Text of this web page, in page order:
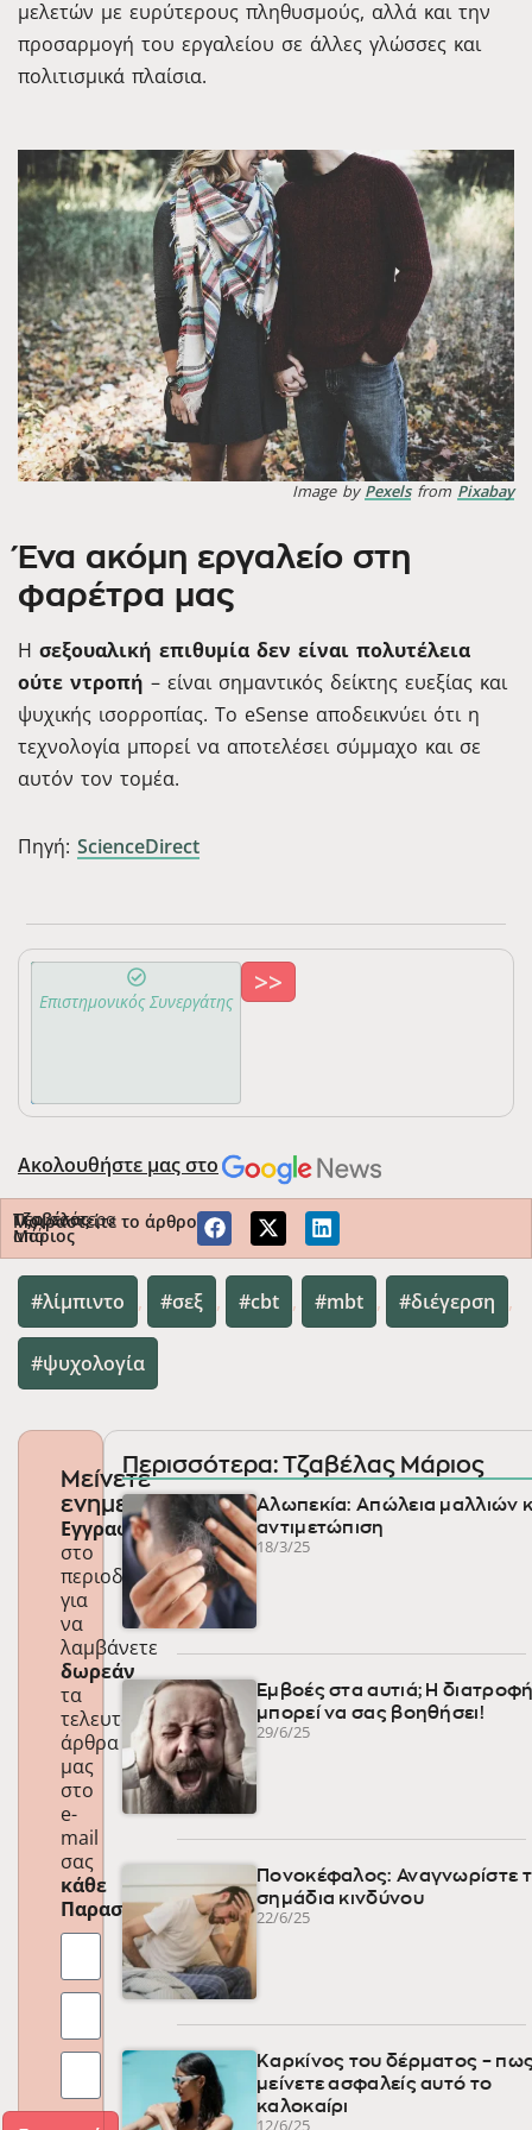
μελετών με ευρύτερους πληθυσμούς, αλλά και την
προσαρμογή του εργαλείου σε άλλες γλώσσες και
πολιτισμικά πλαίσια.
Image by Pexelsfrom Pixabay
Ένα ακόμη εργαλείο στη
φαρέτρα μας
Η σεξουαλική επιθυμία δεν είναι πολυτέλεια
ούτε ντροπή – είναι σημαντικός δείκτης ευεξίας και
ψυχικής ισορροπίας. Το eSense αποδεικνύει ότι η
τεχνολογία μπορεί να αποτελέσει σύμμαχο και σε
αυτόν τον τομέα.
Πηγή: ScienceDirect
Τζαβέλας
Μάριος
2313-
Επιστημονικός Συνεργάτης
>>
Ακολουθήστε μας στο
Περισσότερα
από
Τζαβέλας
Μάριος
Μοιραστείτε το άρθρο
λίμπιντο , σεξ , cbt , mbt , διέγερση ,
ψυχολογία
Μείνετε
ενημερωμένοι
Εγγραφείτε
στο
περιοδικό
για
να
λαμβάνετε
δωρεάν
τα
τελευταία
άρθρα
μας
στο
e-
mail
σας
κάθε
Παρασκευή !
Περισσότερα: Τζαβέλας Μάριος
Αλωπεκία: Απώλεια μαλλιών
αντιμετώπιση
18/3/25
Εμβοές στα αυτιά; Η
μπορεί να σας βοηθήσει!
29/6/25
Πονοκέφαλος: Αναγνωρίστε
σημάδια κινδύνου
22/6/25
Καρκίνος του δέρματος –
μείνετε ασφαλείς αυτό το
καλοκαίρι
12/6/25